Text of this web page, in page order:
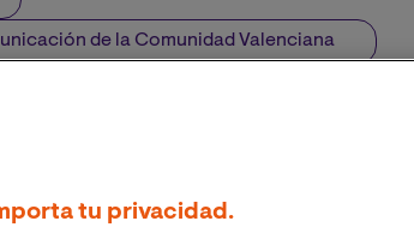
de la Comunidad Valenciana
Telecomunicación de la Comunidad
Ciencia y Tecnología de VIU.
profesionales del sector de las
tu privacidad.